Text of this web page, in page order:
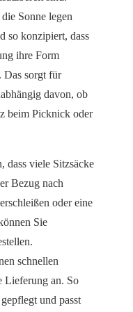
Sonne legen
so konzipiert, dass
ihre Form
Das sorgt für
davon, ob
beim Picknick oder
dass viele Sitzsäcke
Bezug nach
oder eine
Sie
schnellen
Lieferung an. So
und passt